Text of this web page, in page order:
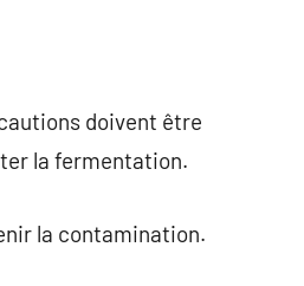
doivent être
la fermentation.
la contamination.